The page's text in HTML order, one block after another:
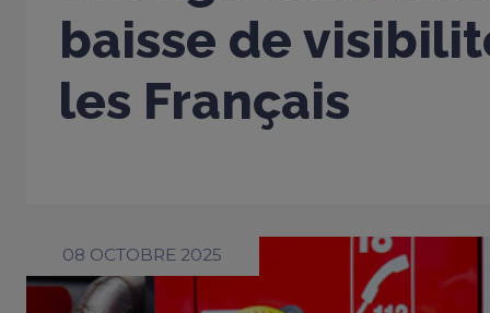
baisse de
les Français
08 OCTOBRE 2025